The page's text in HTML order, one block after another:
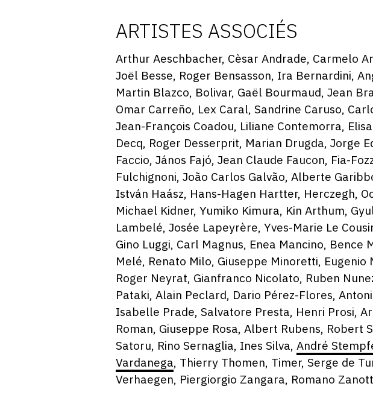
ARTISTES ASSOCIÉS
Arthur Aeschbacher, Cèsar Andrade, Carmelo
Joël Besse, Roger Bensasson, Ira Bernardini,
Martin Blazco, Bolivar, Gaël Bourmaud, Jean
Omar Carreño, Lex Caral, Sandrine Caruso,
Jean-François Coadou, Liliane Contemorra,
Decq, Roger Desserprit, Marian Drugda, Jorge
Faccio, János Fajó, Jean Claude Faucon, Fia-
Fulchignoni, João Carlos Galvão, Alberte
István Haász, Hans-Hagen Hartter, Herczegh,
Michael Kidner, Yumiko Kimura, Kin Arthum,
Lambelé, Josée Lapeyrère, Yves-Marie Le
Gino Luggi, Carl Magnus, Enea Mancino,
Melé, Renato Milo, Giuseppe Minoretti,
Roger Neyrat, Gianfranco Nicolato, Ruben
Pataki, Alain Peclard, Dario Pérez-Flores,
Isabelle Prade, Salvatore Presta, Henri Prosi,
Roman, Giuseppe Rosa, Albert Rubens, Robert
Satoru, Rino Sernaglia, Ines Silva, André
Vardanega, Thierry Thomen, Timer, Serge de
Verhaegen, Piergiorgio Zangara, Romano